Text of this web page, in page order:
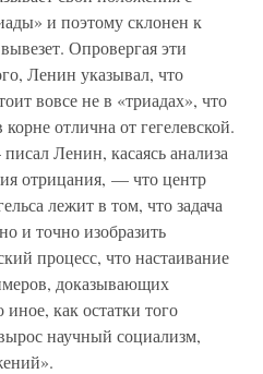
и поэтому склонен к
Опровергая эти
Ленин указывал, что
вовсе не в «триадах», что
отлична от гегелевской.
Ленин, касаясь анализа
отрицания, — что центр
лежит в том, что задача
и точно изобразить
процесс, что настаивание
доказывающих
как остатки того
научный социализм,